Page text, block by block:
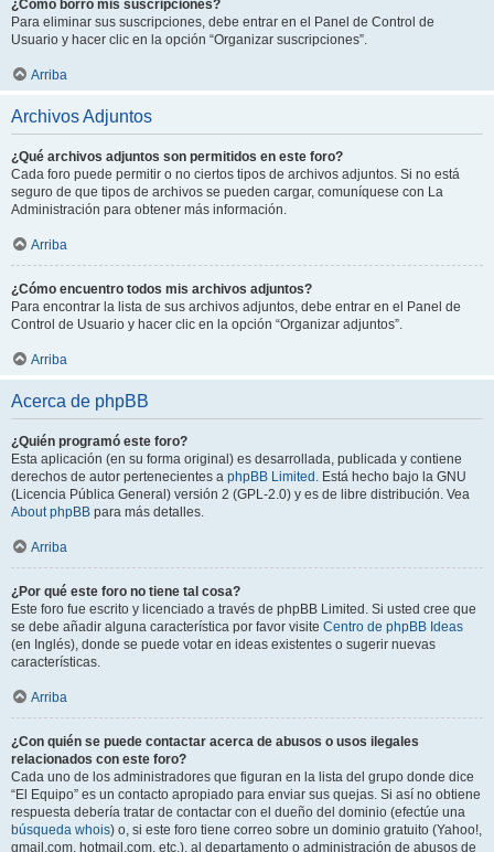
¿Cómo borro mis suscripciones?
Para eliminar sus suscripciones, debe entrar en el Panel de Control de
Usuario y hacer clic en la opción “Organizar suscripciones”.
Arriba
Archivos Adjuntos
¿Qué archivos adjuntos son permitidos en este foro?
Cada foro puede permitir o no ciertos tipos de archivos adjuntos. Si no está
seguro de que tipos de archivos se pueden cargar, comuníquese con La
Administración para obtener más información.
Arriba
¿Cómo encuentro todos mis archivos adjuntos?
Para encontrar la lista de sus archivos adjuntos, debe entrar en el Panel de
Control de Usuario y hacer clic en la opción “Organizar adjuntos”.
Arriba
Acerca de phpBB
¿Quién programó este foro?
Esta aplicación (en su forma original) es desarrollada, publicada y contiene
derechos de autor pertenecientes a phpBB Limited . Está hecho bajo la GNU
(Licencia Pública General) versión 2 (GPL-2.0) y es de libre distribución. Vea
About phpBB para más detalles.
Arriba
¿Por qué este foro no tiene tal cosa?
Este foro fue escrito y licenciado a través de phpBB Limited. Si usted cree que
se debe añadir alguna característica por favor visite Centro de phpBB Ideas
(en Inglés), donde se puede votar en ideas existentes o sugerir nuevas
características.
Arriba
¿Con quién se puede contactar acerca de abusos o usos ilegales
relacionados con este foro?
Cada uno de los administradores que figuran en la lista del grupo donde dice
“El Equipo” es un contacto apropiado para enviar sus quejas. Si así no obtiene
respuesta debería tratar de contactar con el dueño del dominio (efectúe una
búsqueda whois) o, si este foro tiene correo sobre un dominio gratuito (Yahoo!,
gmail.com, hotmail.com, etc.), al departamento o administración de abusos de